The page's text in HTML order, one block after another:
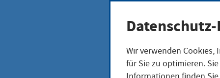
Wir verwenden
für Sie zu optimieren.